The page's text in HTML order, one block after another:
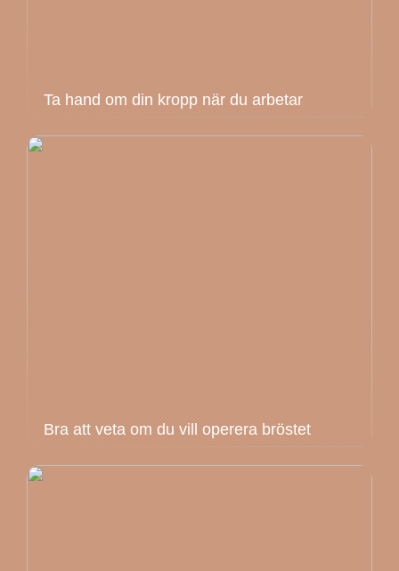
Ta hand om din kropp när du arbetar
Bra att veta om du vill operera bröstet